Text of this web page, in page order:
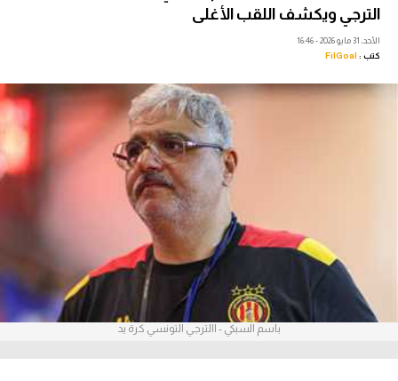
ميركاتو
فانتازي في الجول
مسابقة التوقعات
بطولات
الترجي ويكشف اللقب الأغلى
الأحد، 31 مايو 2026 - 16:46
كتب : FilGoal
باسم السبكي - االترجي التونسي كرة يد